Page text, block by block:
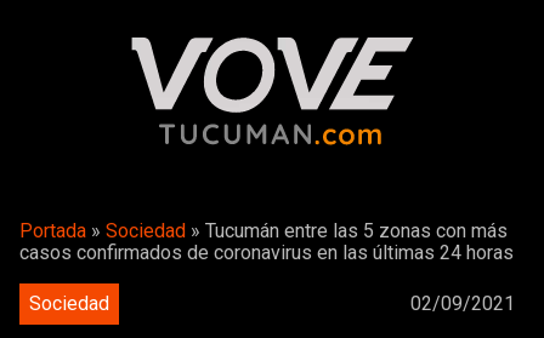
Portada » Sociedad » Tucumán entre las 5 zonas con más
casos confirmados de coronavirus en las últimas 24 horas
Sociedad 02/09/2021